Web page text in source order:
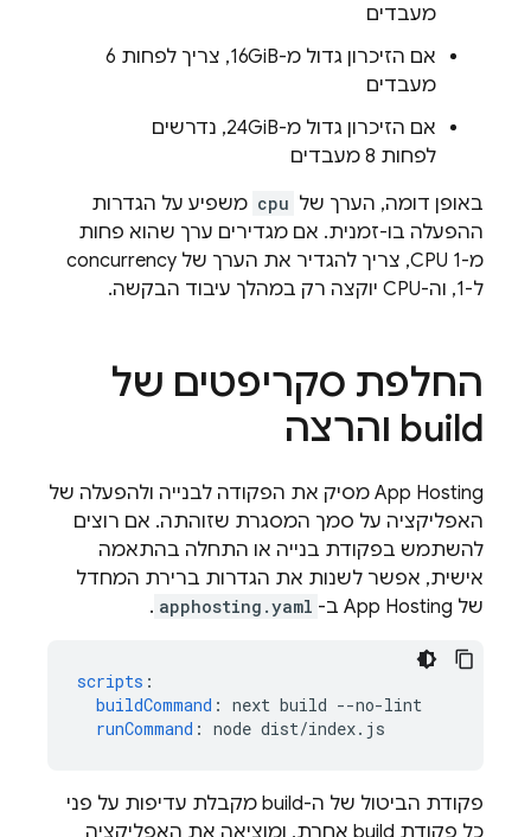
מעבדים
אם הזיכרון גדול מ-16GiB, צריך לפחות 6
מעבדים
אם הזיכרון גדול מ-24GiB, נדרשים
לפחות 8 מעבדים
באופן דומה, הערך של cpu משפיע על הגדרות
ההפעלה בו-זמנית. אם מגדירים ערך שהוא פחות
מ-1 CPU, צריך להגדיר את הערך של concurrency
ל-1, וה-CPU יוקצה רק במהלך עיבוד הבקשה.
החלפת סקריפטים של
build והרצה
App Hosting מסיק את הפקודה לבנייה ולהפעלה של
האפליקציה על סמך המסגרת שזוהתה. אם רוצים
להשתמש בפקודת בנייה או התחלה בהתאמה
אישית, אפשר לשנות את הגדרות ברירת המחדל
של App Hosting ב- apphosting.yaml
.
scripts :
buildCommand : next build --no-lint
runCommand : node dist/index.js
פקודת הביטול של ה-build מקבלת עדיפות על פני